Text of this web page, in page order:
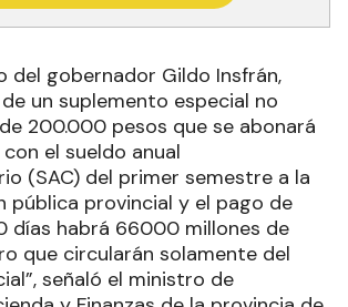
del gobernador Gildo Insfrán,
un suplemento especial no
200.000 pesos que se abonará
el sueldo anual
(SAC) del primer semestre a la
pública provincial y el pago de
días habrá 66000 millones de
que circularán solamente del
señaló el ministro de